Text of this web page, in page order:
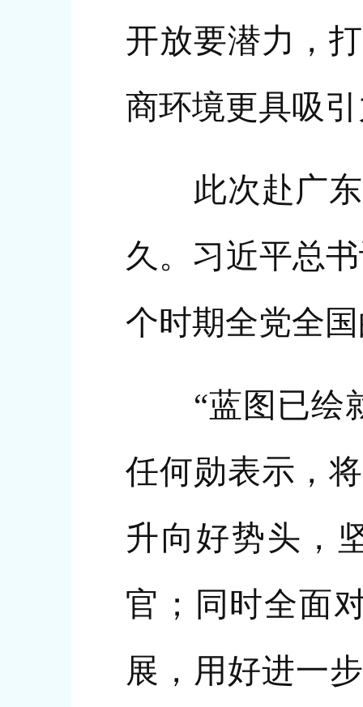
开放要潜力，
商环境更具吸
此次赴广东
久。习近平总
个时期全党全
“蓝图已绘就
任何勋表示，
升向好势头，
官；同时全面
展，用好进一